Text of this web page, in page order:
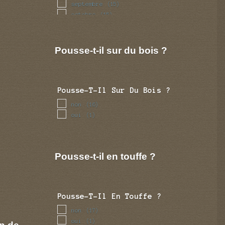
septembre (15)
octobre (15)
Pousse-t-il sur du bois ?
Pousse-T-Il Sur Du Bois ?
non (16)
oui (1)
Pousse-t-il en touffe ?
Pousse-T-Il En Touffe ?
non (17)
oui (1)